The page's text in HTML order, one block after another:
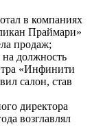
в компаниях
Праймари»
продаж;
должность
«Инфинити
салон, став
директора
возглавлял